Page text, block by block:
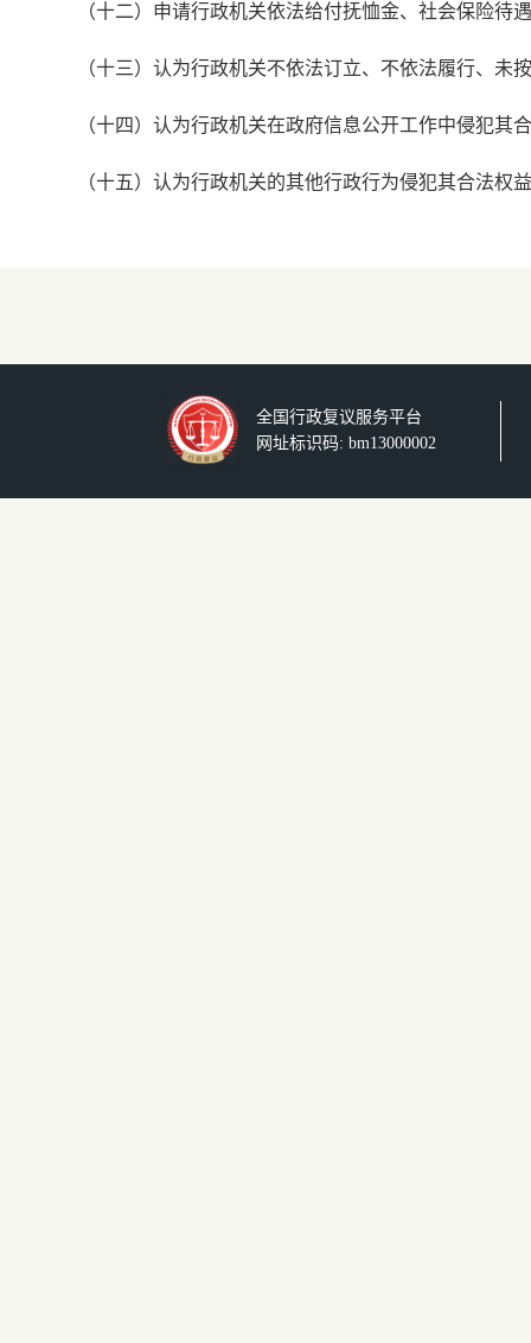
（十二）申请行政机关依法给付抚恤金、社会保险
（十三）认为行政机关不依法订立、不依法履行、
（十四）认为行政机关在政府信息公开工作中侵犯其
（十五）认为行政机关的其他行政行为侵犯其合法权
全国行政复议服务平台
网址标识码: bm13000002